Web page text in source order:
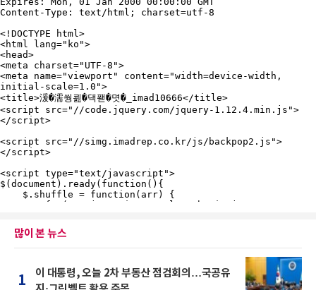
많이 본 뉴스
1
이 대통령, 오늘 2차 부동산 점검회의…국공유